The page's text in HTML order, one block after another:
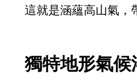
這就是涵蘊高山氣，
獨特地形氣